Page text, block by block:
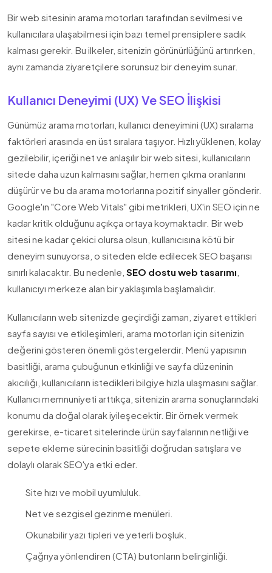
Bir web sitesinin arama motorları tarafından sevilmesi ve
kullanıcılara ulaşabilmesi için bazı temel prensiplere sadık
kalması gerekir. Bu ilkeler, sitenizin görünürlüğünü artırırken,
aynı zamanda ziyaretçilere sorunsuz bir deneyim sunar.
Kullanıcı Deneyimi (UX) Ve SEO İlişkisi
Günümüz arama motorları, kullanıcı deneyimini (UX) sıralama
faktörleri arasında en üst sıralara taşıyor. Hızlı yüklenen, kolay
gezilebilir, içeriği net ve anlaşılır bir web sitesi, kullanıcıların
sitede daha uzun kalmasını sağlar, hemen çıkma oranlarını
düşürür ve bu da arama motorlarına pozitif sinyaller gönderir.
Google'ın "Core Web Vitals" gibi metrikleri, UX'in SEO için ne
kadar kritik olduğunu açıkça ortaya koymaktadır. Bir web
sitesi ne kadar çekici olursa olsun, kullanıcısına kötü bir
deneyim sunuyorsa, o siteden elde edilecek SEO başarısı
sınırlı kalacaktır. Bu nedenle, SEO dostu web tasarımı
kullanıcıyı merkeze alan bir yaklaşımla başlamalıdır.
Kullanıcıların web sitenizde geçirdiği zaman, ziyaret ettikleri
sayfa sayısı ve etkileşimleri, arama motorları için sitenizin
değerini gösteren önemli göstergelerdir. Menü yapısının
basitliği, arama çubuğunun etkinliği ve sayfa düzeninin
akıcılığı, kullanıcıların istedikleri bilgiye hızla ulaşmasını sağlar.
Kullanıcı memnuniyeti arttıkça, sitenizin arama sonuçlarındaki
konumu da doğal olarak iyileşecektir. Bir örnek vermek
gerekirse, e-ticaret sitelerinde ürün sayfalarının netliği ve
sepete ekleme sürecinin basitliği doğrudan satışlara ve
dolaylı olarak SEO'ya etki eder.
Site hızı ve mobil uyumluluk.
Net ve sezgisel gezinme menüleri.
Okunabilir yazı tipleri ve yeterli boşluk.
Çağrıya yönlendiren (CTA) butonların belirginliği.